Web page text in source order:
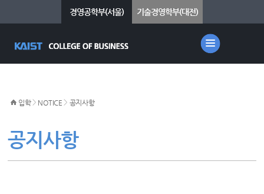
경영공학부(서울) 기술경영학부(대전)
공지사항
입학> NOTICE > 공지사항